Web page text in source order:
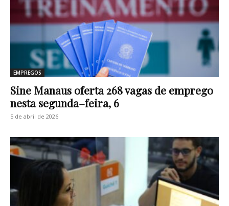
EMPREGOS
Sine Manaus oferta 268 vagas de emprego
nesta segunda–feira, 6
5 de abril de 2026